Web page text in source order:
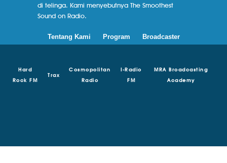
di telinga. Kami menyebutnya The Smoothest
Sound on Radio.
Tentang Kami Program Broadcaster
Hard
Rock FM
Trax
Cosmopolitan
Radio
I-Radio
FM
MRA Broadcasting
Academy